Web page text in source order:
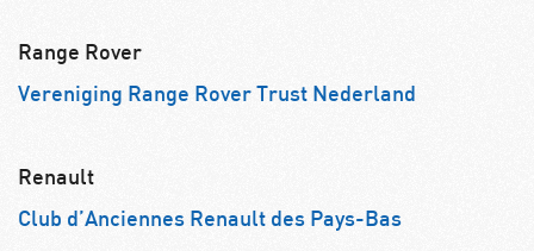
Range Rover
Vereniging Range Rover Trust Nederland
Renault
Club d’Anciennes Renault des Pays-Bas